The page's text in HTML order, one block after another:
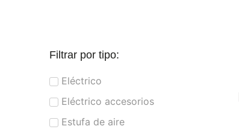
Filtrar por tipo:
Eléctrico
Eléctrico accesorios
Estufa de aire